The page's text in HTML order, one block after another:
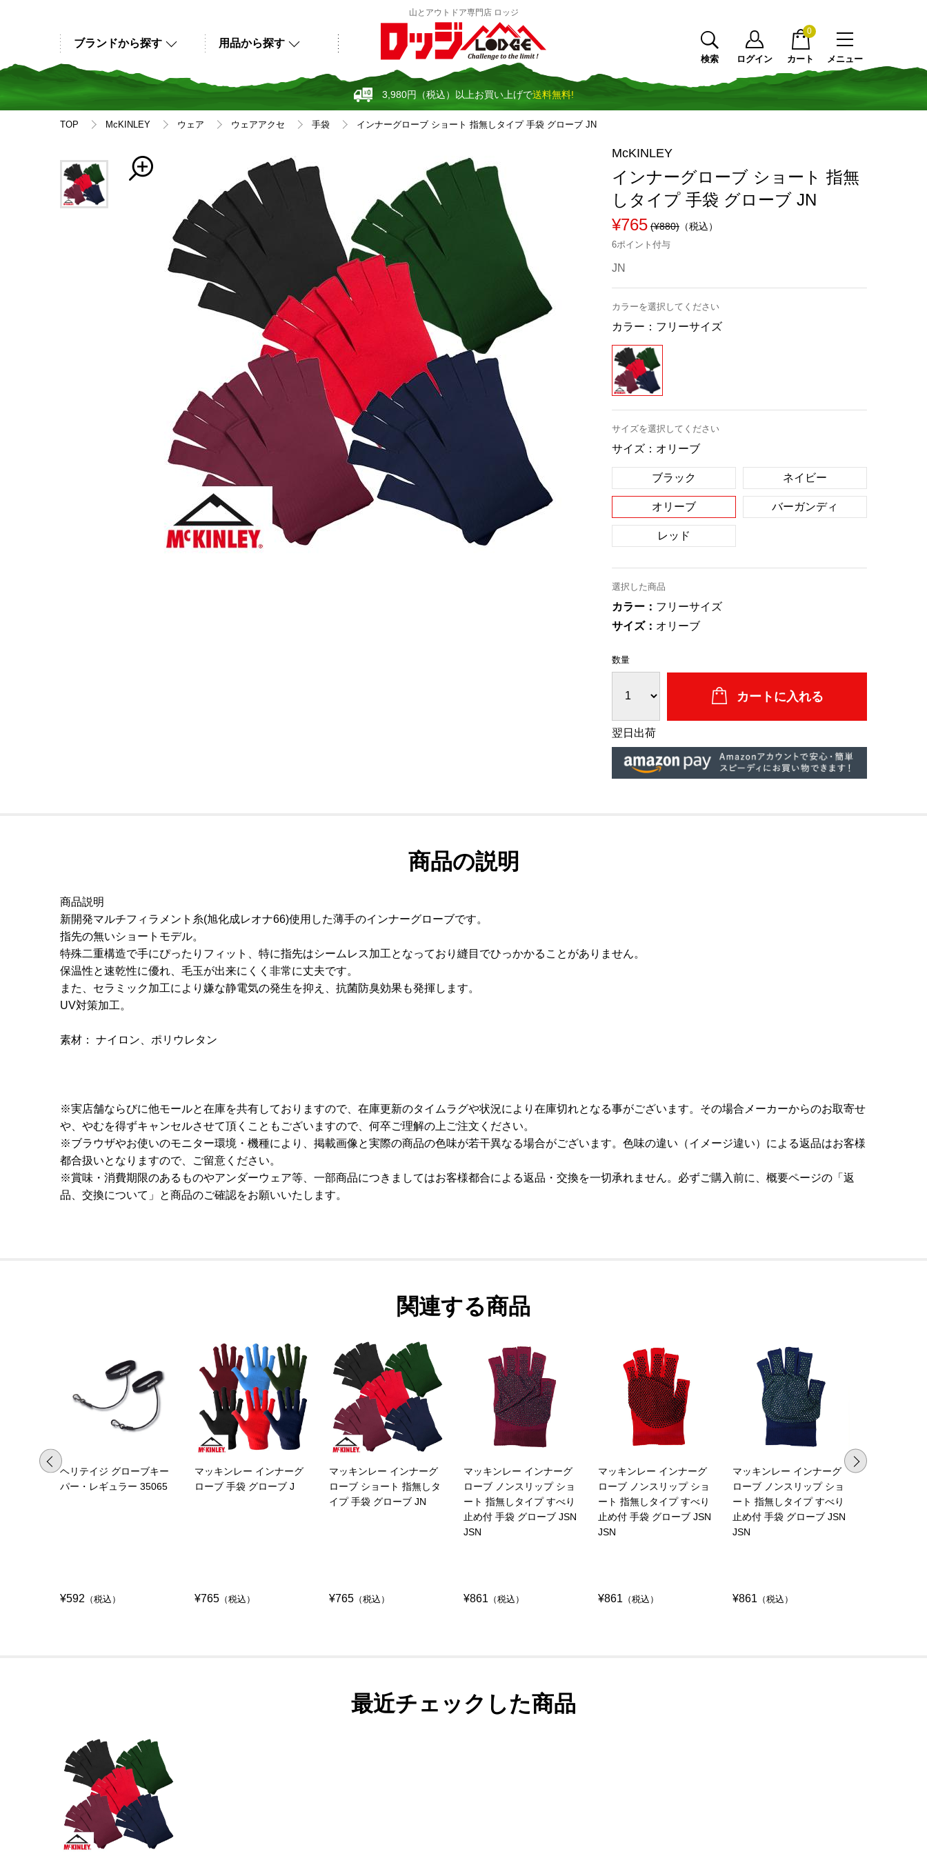
山とアウトドア専門店 ロッジ
3,980円（税込）以上お買い上げで送料無料!
用品から探す
ブランドから探す
メニュー
検索 ログイン カート
0
TOP McKINLEY ウェア ウェアアクセ 手袋 インナーグローブ ショート 指無しタイプ 手袋 グローブ JN
McKINLEY
インナーグローブ ショート 指無
しタイプ 手袋 グローブ JN
¥765 (¥880) （税込）
6ポイント付与
JN
カラーを選択してください
カラー： フリーサイズ
サイズを選択してください
サイズ： オリーブ
ブラック ネイビー
オリーブ バーガンディ
レッド
選択した商品
カラー： フリーサイズ
サイズ： オリーブ
数量
翌日出荷
商品の説明
商品説明
新開発マルチフィラメント糸(旭化成レオナ66)使用した薄手のインナーグローブです。
指先の無いショートモデル。
特殊二重構造で手にぴったりフィット、特に指先はシームレス加工となっており縫目でひっかかることがありません。
保温性と速乾性に優れ、毛玉が出来にくく非常に丈夫です。
また、セラミック加工により嫌な静電気の発生を抑え、抗菌防臭効果も発揮します。
UV対策加工。
素材： ナイロン、ポリウレタン
※実店舗ならびに他モールと在庫を共有しておりますので、在庫更新のタイムラグや状況により在庫切れとなる事がございます。その場合メーカーからのお取寄せ
や、やむを得ずキャンセルさせて頂くこともございますので、何卒ご理解の上ご注文ください。
※ブラウザやお使いのモニター環境・機種により、掲載画像と実際の商品の色味が若干異なる場合がございます。色味の違い（イメージ違い）による返品はお客様
都合扱いとなりますので、ご留意ください。
※賞味・消費期限のあるものやアンダーウェア等、一部商品につきましてはお客様都合による返品・交換を一切承れません。必ずご購入前に、概要ページの「返
品、交換について」と商品のご確認をお願いいたします。
関連する商品
ヘリテイジ グローブキー
パー・レギュラー 35065
¥592 （税込）
マッキンレー インナーグ
ローブ 手袋 グローブ J
¥765 （税込）
マッキンレー インナーグ
ローブ ショート 指無しタ
イプ 手袋 グローブ JN
¥765 （税込）
マッキンレー インナーグ
ローブ ノンスリップ ショ
ート 指無しタイプ すべり
止め付 手袋 グローブ JSN
JSN
¥861 （税込）
マッキンレー インナーグ
ローブ ノンスリップ ショ
ート 指無しタイプ すべり
止め付 手袋 グローブ JSN
JSN
¥861 （税込）
マッキンレー インナーグ
ローブ ノンスリップ ショ
ート 指無しタイプ すべり
止め付 手袋 グローブ JSN
JSN
¥861 （税込）
最近チェックした商品